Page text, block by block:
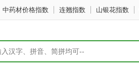
中药材价格指数 连翘指数 山银花指数